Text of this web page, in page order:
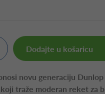
Dodajte u košaricu
novu generaciju
traže moderan reket za